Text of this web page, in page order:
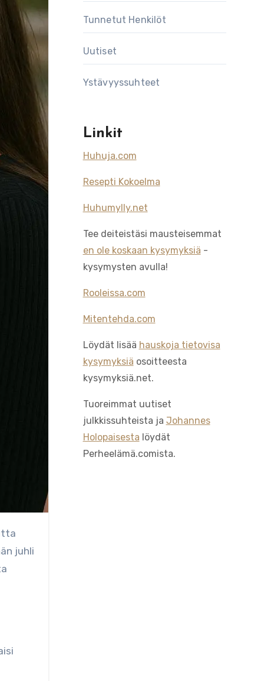
juhli
Tunnetut Henkilöt
Uutiset
Ystävyyssuhteet
Linkit
Huhuja.com
Resepti Kokoelma
Huhumylly.net
Tee deiteistäsi mausteisemmat
en ole koskaan kysymyksiä -
kysymysten avulla!
Rooleissa.com
Mitentehda.com
Löydät lisää hauskoja tietovisa
kysymyksiä osoitteesta
kysymyksiä.net.
Tuoreimmat uutiset
julkkissuhteista ja Johannes
Holopaisesta löydät
Perheelämä.comista.